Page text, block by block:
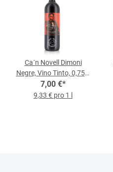
Ca´n Novell Dimoni
Negre, Vino Tinto, 0,75-l-
Flasche
7,00 €*
9,33 € pro 1 l